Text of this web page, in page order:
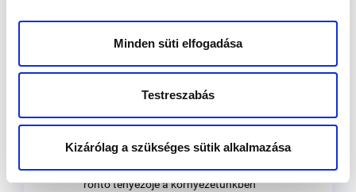
Minden süti elfogadása
Testreszabás
Kizárólag a szükséges sütik alkalmazása
mozgásszegény életmód:ez külön nem
szorul magyarázatra, társadalmi
való szocializálása, ami a mozgásszegény
aktivitások (tv, számítógépes játékok, on-
egyre komolyabb kihívást jelent.
környezeti tényezők:a fejlett országok
egyik legjelentősebb nemzőképességet
rontó tényezője a környezetünkben